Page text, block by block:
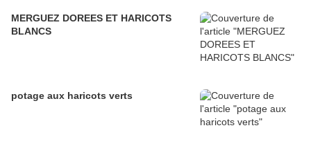
MERGUEZ DOREES ET HARICOTS
BLANCS
potage aux haricots verts